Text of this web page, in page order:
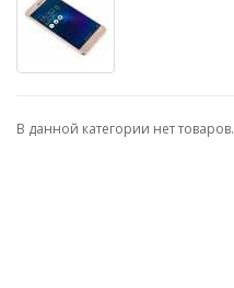
В данной категории нет товаров.